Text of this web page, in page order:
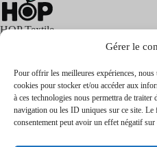
Gérer le
Pour offrir les meilleures expériences,
cookies pour stocker et/ou accéder aux
à ces technologies nous permettra de traiter
navigation ou les ID uniques sur ce site. Le
consentement peut avoir un effet négatif
HOP Textile
Textile Articles
Boutique en ligne
Tarifs